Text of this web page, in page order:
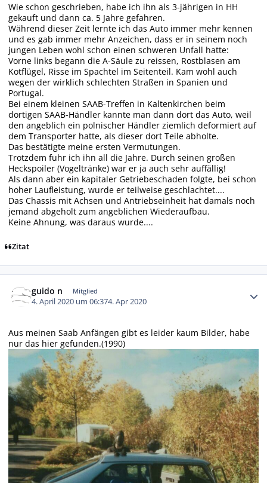
Wie schon geschrieben, habe ich ihn als 3-jährigen in HH
gekauft und dann ca. 5 Jahre gefahren.
Während dieser Zeit lernte ich das Auto immer mehr kennen
und es gab immer mehr Anzeichen, dass er in seinem noch
jungen Leben wohl schon einen schweren Unfall hatte:
Vorne links begann die A-Säule zu reissen, Rostblasen am
Kotflügel, Risse im Spachtel im Seitenteil. Kam wohl auch
wegen der wirklich schlechten Straßen in Spanien und
Portugal.
Bei einem kleinen SAAB-Treffen in Kaltenkirchen beim
dortigen SAAB-Händler kannte man dann dort das Auto, weil
den angeblich ein polnischer Händler ziemlich deformiert auf
dem Transporter hatte, als dieser dort Teile abholte.
Das bestätigte meine ersten Vermutungen.
Trotzdem fuhr ich ihn all die Jahre. Durch seinen großen
Heckspoiler (Vogeltränke) war er ja auch sehr auffällig!
Als dann aber ein kapitaler Getriebeschaden folgte, bei schon
hoher Laufleistung, wurde er teilweise geschlachtet....
Das Chassis mit Achsen und Antriebseinheit hat damals noch
jemand abgeholt zum angeblichen Wiederaufbau.
Keine Ahnung, was daraus wurde....
Zitat
guido n Mitglied
4. April 2020 um 06:374. Apr 2020
Aus meinen Saab Anfängen gibt es leider kaum Bilder, habe
nur das hier gefunden.(1990)